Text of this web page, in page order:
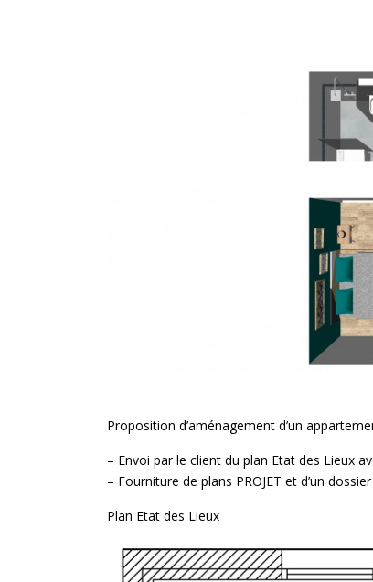
Proposition d’aménagement d’un
– Envoi par le client du plan Etat des Lieux
– Fourniture de plans PROJET et d’un
Plan Etat des Lieux